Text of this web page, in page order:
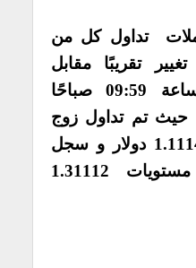
تداول كل من
تغيير تقريبًا مقابل
الدولار في تمام الساعة 09:59 صباحًا
حيث تم تداول زوج
اليورو دولار مقابل 1.11144 دولار و سجل
زوج الباوند دولار عند مستويات 1.31112